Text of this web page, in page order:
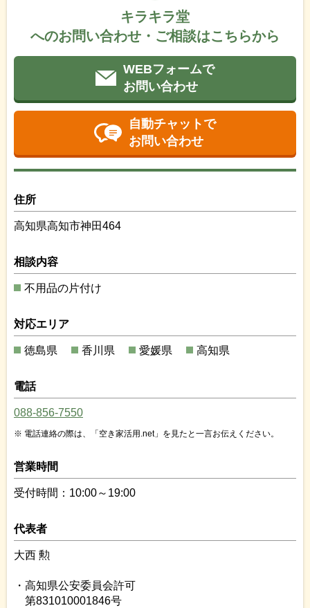
キラキラ堂
へのお問い合わせ・ご相談はこちらから
WEBフォームで
お問い合わせ
自動チャットで
お問い合わせ
住所
高知県高知市神田464
相談内容
不用品の片付け
対応エリア
徳島県 香川県 愛媛県 高知県
電話
088-856-7550
電話連絡の際は、「空き家活用.net」を見たと一言お伝えください。
営業時間
受付時間：10:00～19:00
代表者
大西 勲
・高知県公安委員会許可
第831010001846号